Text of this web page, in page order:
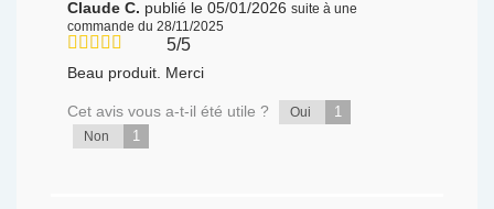
Claude C. publié le 05/01/2026 suite à une
commande du 28/11/2025
5/5
Beau produit. Merci
Cet avis vous a-t-il été utile ? Oui 1
Non 1